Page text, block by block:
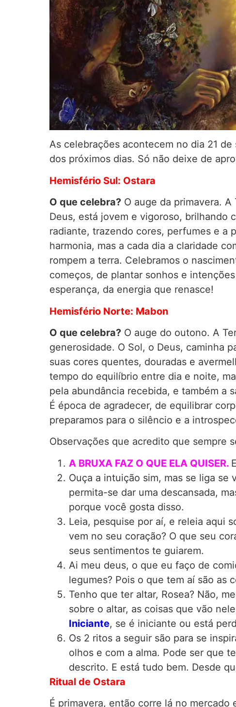
As celebrações acontecem no dia 21
dos próximos dias. Só não deixe de
Hemisfério Sul: Ostara
O que celebra? O auge da primavera.
Deus, está jovem e vigoroso, brilhando
radiante, trazendo cores, perfumes e a
harmonia, mas a cada dia a claridade
rompem a terra. Celebramos o
começos, de plantar sonhos e
esperança, da energia que renasce!
Hemisfério Norte: Mabon
O que celebra? O auge do outono. A
generosidade. O Sol, o Deus, caminha
suas cores quentes, douradas e
tempo do equilíbrio entre dia e noite,
pela abundância recebida, e também a
É época de agradecer, de equilibrar
preparamos para o silêncio e a
Observações que acredito que sempre
A BRUXA FAZ O QUE ELA QUISER.
Ouça a intuição sim, mas se liga se
permita-se dar uma descansada,
porque você gosta disso.
Leia, pesquise por aí, e releia aqui
vem no seu coração? O que seu
seus sentimentos te guiarem.
Ai meu deus, o que eu faço de
legumes? Pois o que tem aí são as
Tenho que ter altar, Rosea? Não,
sobre o altar, as coisas que vão
Iniciante, se é iniciante ou está
Os 2 ritos a seguir são para se
olhos e com a alma. Pode ser que
descrito. E está tudo bem. Desde
Ritual de Ostara
É primavera, então corre lá no